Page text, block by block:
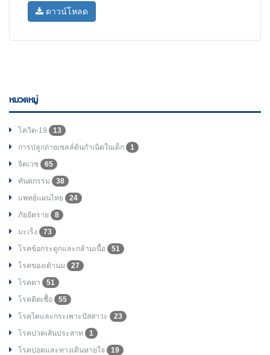
ดาวน์โหลด
หมวดหมู่
โควิด-19
13
การปลูกถ่ายเซลล์ต้นกำเนิดในเด็ก
1
จิตเวช
65
ทันตกรรม
38
แพทย์แผนไทย
24
ภัยอัตราย
8
มะเร็ง
73
โรคข้อกระดูกและกล้ามเนื้อ
51
โรคของเต้านม
27
โรคตา
51
โรคติดเชื้อ
55
โรคไตและกระเพาะปัสสาวะ
23
โรคปวดเส้นประสาท
1
โรคปอดและทางเดินหายใจ
19